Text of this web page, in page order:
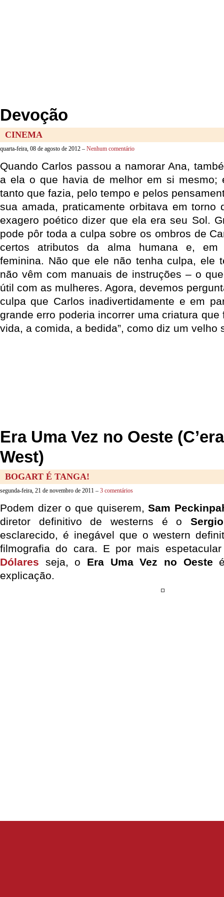
Devoção
CINEMA
quarta-feira, 08 de agosto de 2012 – Nenhum comentário
Quando Carlos passou a namorar Ana,
a ela o que havia de melhor em si mesmo;
tanto que fazia, pelo tempo e pelos
sua amada, praticamente orbitava em torno
exagero poético dizer que ela era seu Sol.
pode pôr toda a culpa sobre os ombros de
certos atributos da alma humana e, em
feminina. Não que ele não tenha culpa, ele
não vêm com manuais de instruções – o
útil com as mulheres. Agora, devemos
culpa que Carlos inadivertidamente e em
grande erro poderia incorrer uma criatura que
vida, a comida, a bedida”, como diz um velho
Era Uma Vez no Oeste
West)
BOGART É TANGA!
segunda-feira, 21 de novembro de 2011 – 3 comentários
Podem dizer o que quiserem,Sam
diretor definitivo de westerns é o
esclarecido, é inegável que o western
filmografia do cara. E por mais
Dólares seja, o Era Uma Vez no Oeste
explicação.